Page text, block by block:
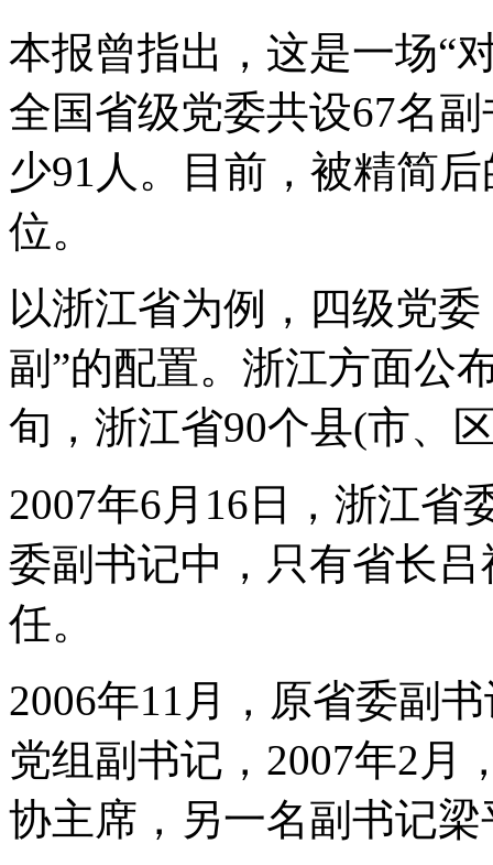
本报曾指出，这是一场“
全国省级党委共设67名
少91人。目前，被精简
位。
以浙江省为例，四级党
副”的配置。浙江方面公
旬，浙江省90个县(市、
2007年6月16日，浙江省
委副书记中，只有省长
任。
2006年11月，原省委副
党组副书记，2007年2月
协主席，另一名副书记